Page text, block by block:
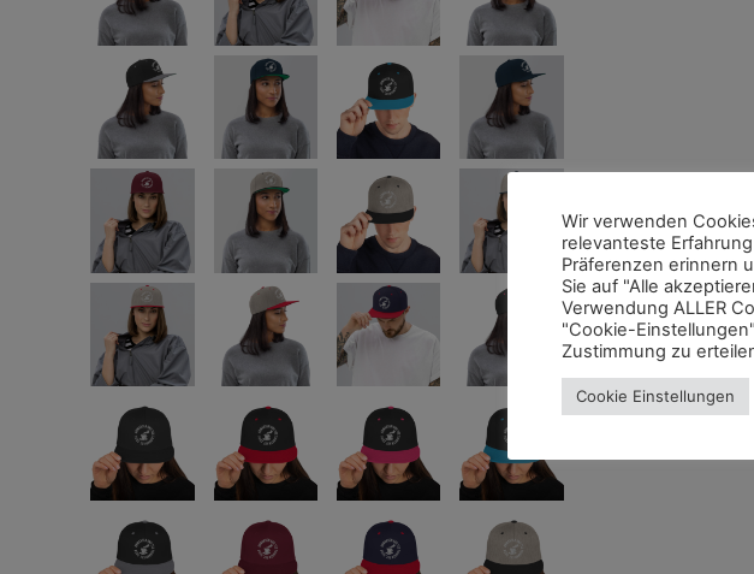
Wir verwenden
relevanteste
Präferenzen erinnern
Sie auf "Alle
Verwendung ALLER
"Cookie-
Zustimmung zu
Cookie Einstellungen